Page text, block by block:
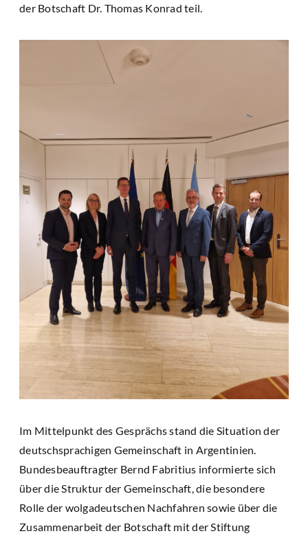
der Botschaft Dr. Thomas Konrad teil.
Im Mittelpunkt des Gesprächs stand die Situation der
deutschsprachigen Gemeinschaft in Argentinien.
Bundesbeauftragter Bernd Fabritius informierte sich
über die Struktur der Gemeinschaft, die besondere
Rolle der wolgadeutschen Nachfahren sowie über die
Zusammenarbeit der Botschaft mit der Stiftung